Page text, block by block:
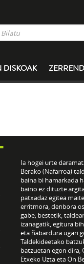
DISKOAK
Ia hogei urte
Berako (Nafarroa)
baina bi hamarkada
baino ez dituzte
patxadaz egitea
erritmora, denbora
gabe; bestetik,
izanagatik, egitura
eta ñabardura ugari
Taldekideetako
batzuetan egon dira,
Etxeko Uzta eta On